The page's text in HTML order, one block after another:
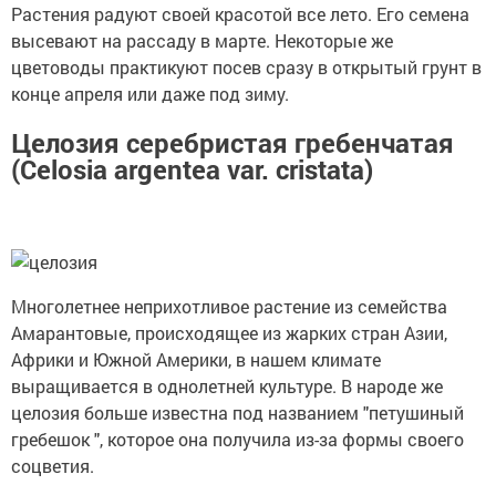
Растения радуют своей красотой все лето. Его семена
высевают на рассаду в марте. Некоторые же
цветоводы практикуют посев сразу в открытый грунт в
конце апреля или даже под зиму.
Целозия серебристая гребенчатая
(Celosia argentea var. cristata)
Многолетнее неприхотливое растение из семейства
Амарантовые, происходящее из жарких стран Азии,
Африки и Южной Америки, в нашем климате
выращивается в однолетней культуре. В народе же
целозия больше известна под названием "петушиный
гребешок ", которое она получила из-за формы своего
соцветия.